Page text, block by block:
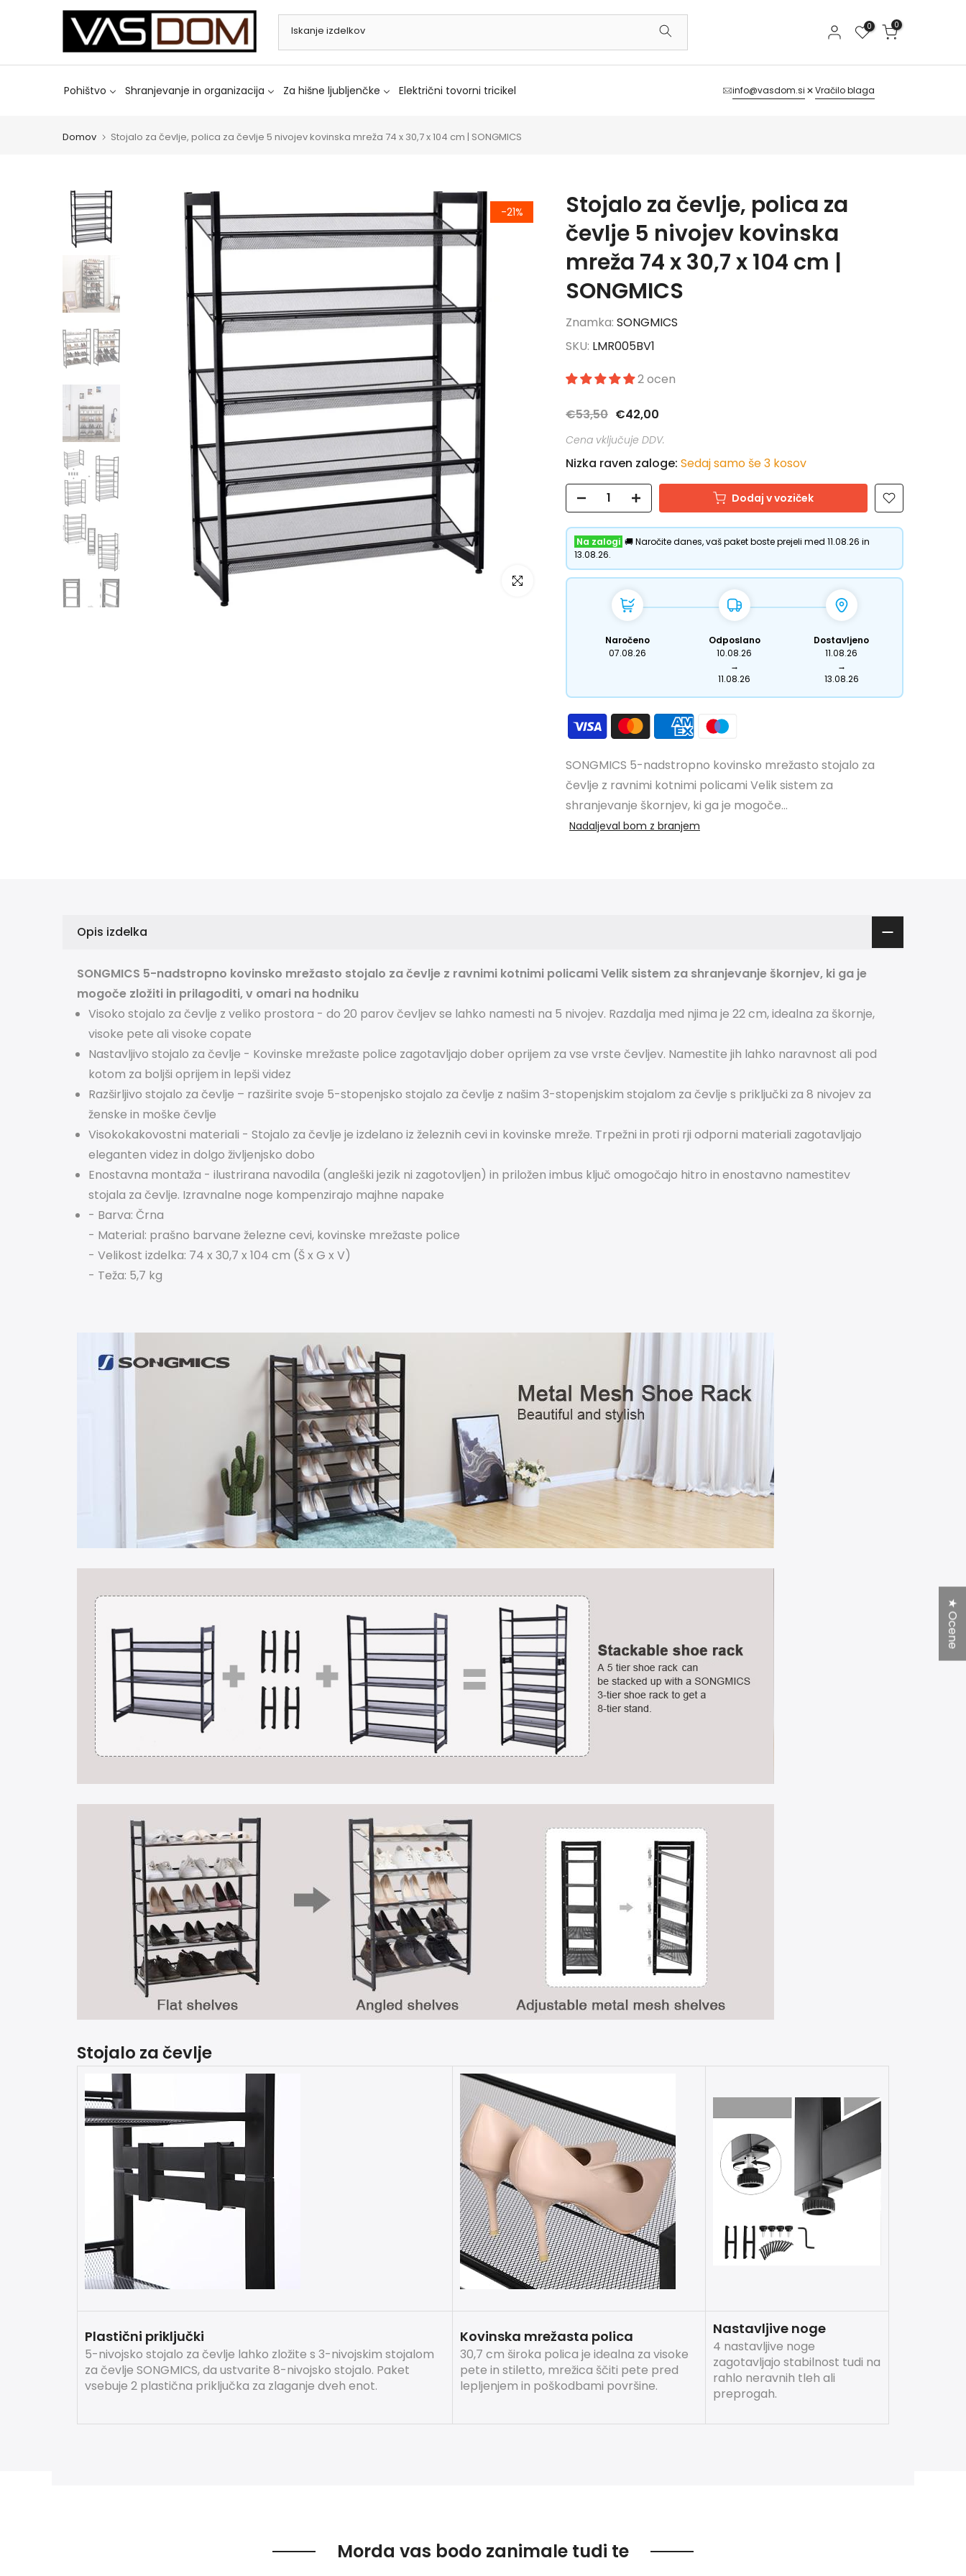
0 0
Pohištvo Shranjevanje in organizacija Za hišne ljubljenčke Električni tovorni tricikel info@vasdom.si Vračilo blaga
Domov Stojalo za čevlje, polica za čevlje 5 nivojev kovinska mreža 74 x 30,7 x 104 cm | SONGMICS
-21%
Kliknite za povečavo
Stojalo za čevlje, polica za
čevlje 5 nivojev kovinska
mreža 74 x 30,7 x 104 cm |
SONGMICS
Znamka: SONGMICS
SKU: LMR005BV1
2 ocen
€53,50 €42,00
Nizka raven zaloge: Sedaj samo še3 kosov
Dodaj v voziček
Na zalogi 🚚 Naročite danes, vaš paket boste prejeli med 11.08.26 in
13.08.26.
Naročeno
07.08.26
Odposlano
10.08.26
→
11.08.26
Dostavljeno
11.08.26
→
13.08.26
SONGMICS 5-nadstropno kovinsko mrežasto stojalo za
čevlje z ravnimi kotnimi policami Velik sistem za
shranjevanje škornjev, ki ga je mogoče...
Nadaljeval bom z branjem
Opis izdelka
SONGMICS 5-nadstropno kovinsko mrežasto stojalo za čevlje z ravnimi kotnimi policami Velik sistem za shranjevanje škornjev, ki ga je
mogoče zložiti in prilagoditi, v omari na hodniku
Visoko stojalo za čevlje z veliko prostora - do 20 parov čevljev se lahko namesti na 5 nivojev. Razdalja med njima je 22 cm, idealna za škornje,
visoke pete ali visoke copate
Nastavljivo stojalo za čevlje - Kovinske mrežaste police zagotavljajo dober oprijem za vse vrste čevljev. Namestite jih lahko naravnost ali pod
kotom za boljši oprijem in lepši videz
Razširljivo stojalo za čevlje – razširite svoje 5-stopenjsko stojalo za čevlje z našim 3-stopenjskim stojalom za čevlje s priključki za 8 nivojev za
ženske in moške čevlje
Visokokakovostni materiali - Stojalo za čevlje je izdelano iz železnih cevi in ​​kovinske mreže. Trpežni in proti rji odporni materiali zagotavljajo
eleganten videz in dolgo življenjsko dobo
Enostavna montaža - ilustrirana navodila (angleški jezik ni zagotovljen) in priložen imbus ključ omogočajo hitro in enostavno namestitev
stojala za čevlje. Izravnalne noge kompenzirajo majhne napake
- Barva: Črna
- Material: prašno barvane železne cevi, kovinske mrežaste police
- Velikost izdelka: 74 x 30,7 x 104 cm (Š x G x V)
- Teža: 5,7 kg
Stojalo za čevlje
Plastični priključki
5-nivojsko stojalo za čevlje lahko zložite s 3-nivojskim stojalom
za čevlje SONGMICS, da ustvarite 8-nivojsko stojalo. Paket
vsebuje 2 plastična priključka za zlaganje dveh enot.
Kovinska mrežasta polica
30,7 cm široka polica je idealna za visoke
pete in stiletto, mrežica ščiti pete pred
lepljenjem in poškodbami površine.
Nastavljive noge
4 nastavljive noge
zagotavljajo stabilnost tudi na
rahlo neravnih tleh ali
preprogah.
Morda vas bodo zanimale tudi te
★ Ocene
15% popusta
Strinjam se spogojiin prebral sem naš
zasebnosti.